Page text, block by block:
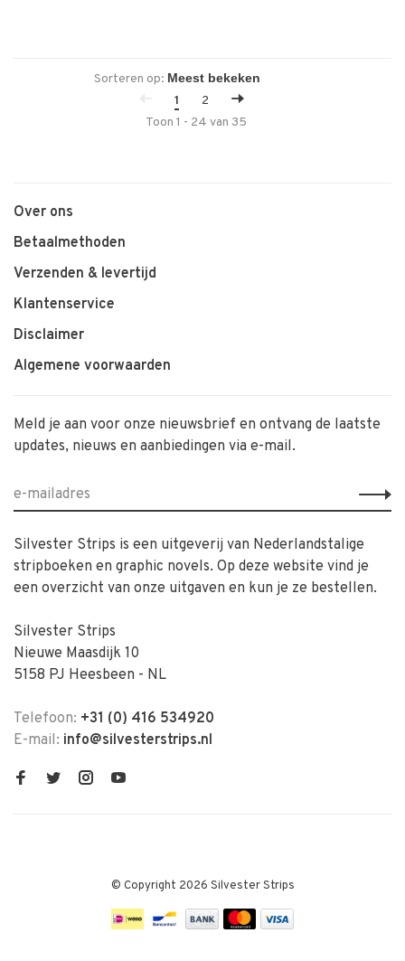
Sorteren op:
1
2
Toon 1 - 24 van 35
Over ons
Betaalmethoden
Verzenden & levertijd
Klantenservice
Disclaimer
Algemene voorwaarden
Meld je aan voor onze nieuwsbrief en ontvang de laatste
updates, nieuws en aanbiedingen via e-mail.
Silvester Strips is een uitgeverij van Nederlandstalige
stripboeken en graphic novels. Op deze website vind je
een overzicht van onze uitgaven en kun je ze bestellen.
Silvester Strips
Nieuwe Maasdijk 10
5158 PJ Heesbeen - NL
Telefoon: +31 (0) 416 534920
E-mail: info@silvesterstrips.nl
© Copyright 2026 Silvester Strips